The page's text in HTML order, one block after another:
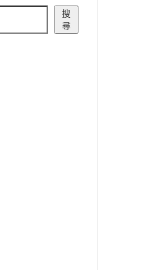
搜
尋